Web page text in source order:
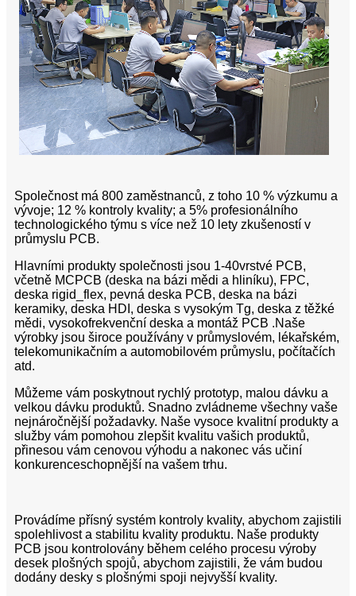
Společnost má 800 zaměstnanců, z toho 10 % výzkumu a
vývoje; 12 % kontroly kvality; a 5% profesionálního
technologického týmu s více než 10 lety zkušeností v
průmyslu PCB.
Hlavními produkty společnosti jsou 1-40vrstvé PCB,
včetně MCPCB (deska na bázi mědi a hliníku), FPC,
deska rigid_flex, pevná deska PCB, deska na bázi
keramiky, deska HDI, deska s vysokým Tg, deska z těžké
mědi, vysokofrekvenční deska a montáž PCB .Naše
výrobky jsou široce používány v průmyslovém, lékařském,
telekomunikačním a automobilovém průmyslu, počítačích
atd.
Můžeme vám poskytnout rychlý prototyp, malou dávku a
velkou dávku produktů. Snadno zvládneme všechny vaše
nejnáročnější požadavky. Naše vysoce kvalitní produkty a
služby vám pomohou zlepšit kvalitu vašich produktů,
přinesou vám cenovou výhodu a nakonec vás učiní
konkurenceschopnější na vašem trhu.
Provádíme přísný systém kontroly kvality, abychom zajistili
spolehlivost a stabilitu kvality produktu. Naše produkty
PCB jsou kontrolovány během celého procesu výroby
desek plošných spojů, abychom zajistili, že vám budou
dodány desky s plošnými spoji nejvyšší kvality.